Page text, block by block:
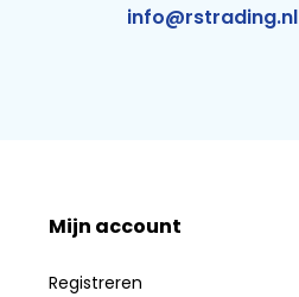
info@rstrading.nl
Mijn account
Registreren